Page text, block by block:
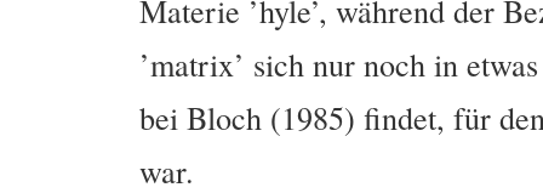
Materie ’hyle’, während der
’matrix’ sich nur noch in
bei Bloch (1985) findet, für
war.